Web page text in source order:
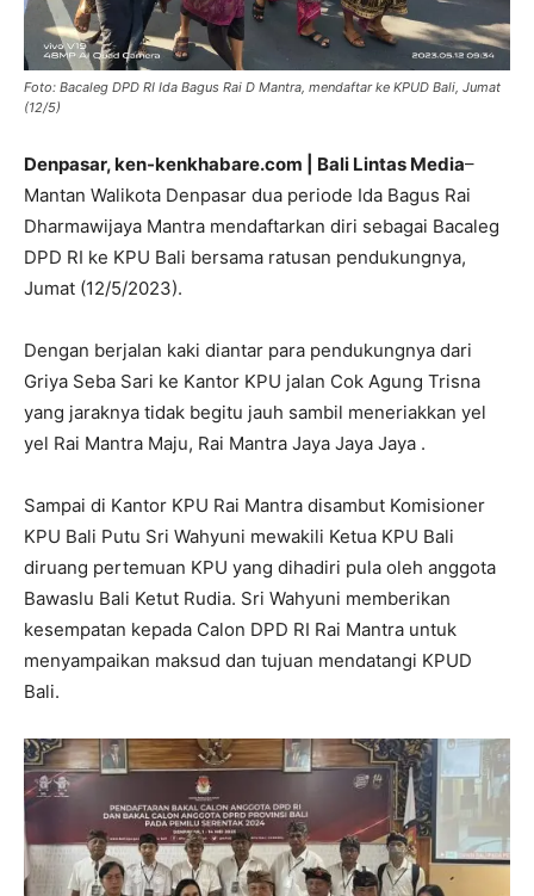
Foto: Bacaleg DPD RI Ida Bagus Rai D Mantra, mendaftar ke KPUD Bali, Jumat
(12/5)
Denpasar, ken-kenkhabare.com | Bali Lintas Media–
Mantan Walikota Denpasar dua periode Ida Bagus Rai
Dharmawijaya Mantra mendaftarkan diri sebagai Bacaleg
DPD RI ke KPU Bali bersama ratusan pendukungnya,
Jumat (12/5/2023).
Dengan berjalan kaki diantar para pendukungnya dari
Griya Seba Sari ke Kantor KPU jalan Cok Agung Trisna
yang jaraknya tidak begitu jauh sambil meneriakkan yel
yel Rai Mantra Maju, Rai Mantra Jaya Jaya Jaya .
Sampai di Kantor KPU Rai Mantra disambut Komisioner
KPU Bali Putu Sri Wahyuni mewakili Ketua KPU Bali
diruang pertemuan KPU yang dihadiri pula oleh anggota
Bawaslu Bali Ketut Rudia. Sri Wahyuni memberikan
kesempatan kepada Calon DPD RI Rai Mantra untuk
menyampaikan maksud dan tujuan mendatangi KPUD
Bali.